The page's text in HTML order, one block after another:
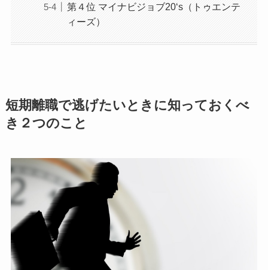
第４位 マイナビジョブ20‘s（トゥエンテ
ィーズ）
短期離職で逃げたいときに知っておくべ
き２つのこと